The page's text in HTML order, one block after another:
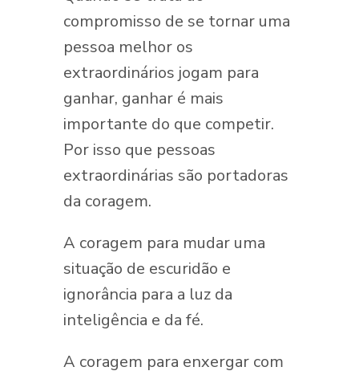
compromisso de se tornar uma
pessoa melhor os
extraordinários jogam para
ganhar, ganhar é mais
importante do que competir.
Por isso que pessoas
extraordinárias são portadoras
da coragem.
A coragem para mudar uma
situação de escuridão e
ignorância para a luz da
inteligência e da fé.
A coragem para enxergar com